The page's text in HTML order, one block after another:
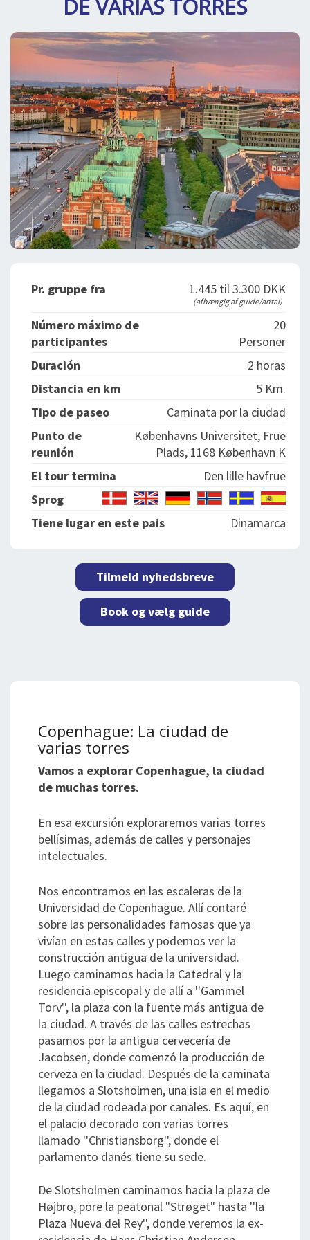
BOOKING
FOREDRAG
OM OS
DE VARIAS TORRES
Pr. gruppe fra 1.445 til 3.300 DKK
(afhængig af guide/antal)
Número máximo de
participantes
20
Personer
Duración
2 horas
Distancia en km
5 Km.
Tipo de paseo
Caminata por la ciudad
Punto de
reunión
Københavns Universitet, Frue
Plads, 1168 København K
El tour termina
Den lille havfrue
Sprog
Tiene lugar en este pais
Dinamarca
Tilmeld nyhedsbreve
Book og vælg guide
Copenhague: La ciudad de
varias torres
Vamos a explorar Copenhague, la ciudad
de muchas torres.
En esa excursión exploraremos varias torres
bellísimas, además de calles y personajes
intelectuales.
Nos encontramos en las escaleras de la
Universidad de Copenhague. Allí contaré
sobre las personalidades famosas que ya
vivían en estas calles y podemos ver la
construcción antigua de la universidad.
Luego caminamos hacia la Catedral y la
residencia episcopal y de allí a ''Gammel
Torv'', la plaza con la fuente más antigua de
la ciudad. A través de las calles estrechas
pasamos por la antigua cervecería de
Jacobsen, donde comenzó la producción de
cerveza en la ciudad. Después de la caminata
llegamos a Slotsholmen, una isla en el medio
de la ciudad rodeada por canales. Es aquí, en
el palacio decorado con varias torres
llamado ''Christiansborg'', donde el
parlamento danés tiene su sede.
De Slotsholmen caminamos hacia la plaza de
Højbro, pore la peatonal "Strøget" hasta ''la
Plaza Nueva del Rey'', donde veremos la ex-